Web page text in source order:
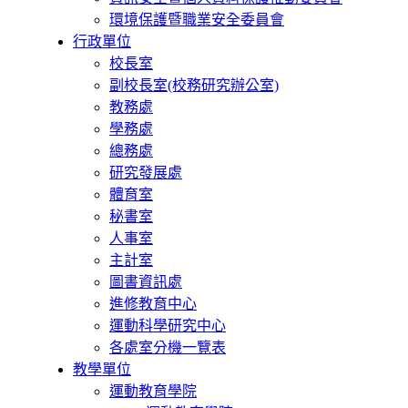
環境保護暨職業安全委員會
行政單位
校長室
副校長室(校務研究辦公室)
教務處
學務處
總務處
研究發展處
體育室
秘書室
人事室
主計室
圖書資訊處
進修教育中心
運動科學研究中心
各處室分機一覽表
教學單位
運動教育學院